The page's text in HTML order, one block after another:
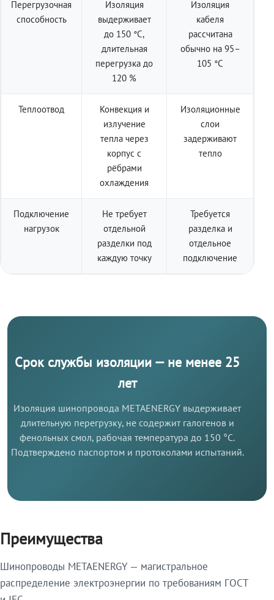
Перегрузочная
способность
Изоляция
выдерживает
до 150 °C,
длительная
перегрузка до
120 %
Изоляция
кабеля
рассчитана
обычно на 95–
105 °C
Теплоотвод
Конвекция и
излучение
тепла через
корпус с
рёбрами
охлаждения
Изоляционные
слои
задерживают
тепло
Подключение
нагрузок
Не требует
отдельной
разделки под
каждую точку
Требуется
разделка и
отдельное
подключение
Срок службы изоляции — не менее 25
лет
Изоляция шинопровода METAENERGY выдерживает
длительную перегрузку, не содержит галогенов и
фенольных смол, рабочая температура до 150 °C.
Подтверждено паспортом и протоколами испытаний.
Преимущества
Шинопроводы METAENERGY — магистральное
распределение электроэнергии по требованиям ГОСТ